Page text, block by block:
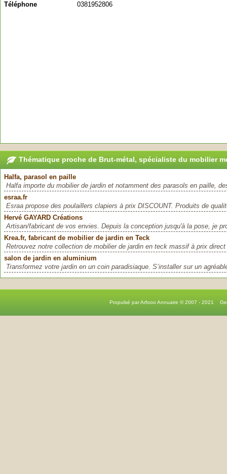
Téléphone
0381952806
Thématique proche de Brut-métal, spécialiste du mobilier
Halfa, parasol en paille
Halfa importe du mobilier de jardin et notamment des parasols en paille,
esraa.fr
Esraa propose des poulaillers clapiers à prix DISCOUNT. Produits de
Hervé GAYARD Créations
Artisan/fabricant de vos envies. Depuis la conception jusqu'à la pose, je
Krea.fr, fabricant de mobilier de jardin en Teck
Retrouvez notre collection de mobilier de jardin en teck massif à prix
salon de jardin en aluminium
Transformez votre jardin en un coin paradisiaque. S’installer sur un
Propulsé par Arfooo Annuaire © 2007 - 2021